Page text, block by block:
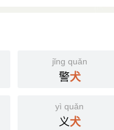
jǐng quǎn
警犬
yì quǎn
义犬